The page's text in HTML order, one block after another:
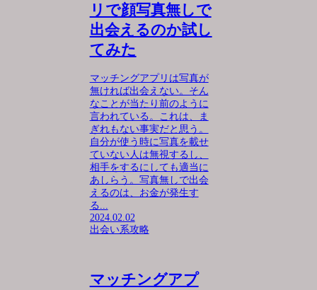
リで顔写真無しで
出会えるのか試し
てみた
マッチングアプリは写真が
無ければ出会えない。そん
なことが当たり前のように
言われている。これは、ま
ぎれもない事実だと思う。
自分が使う時に写真を載せ
ていない人は無視するし、
相手をするにしても適当に
あしらう。写真無しで出会
えるのは、お金が発生す
る...
2024.02.02
出会い系攻略
マッチングアプ